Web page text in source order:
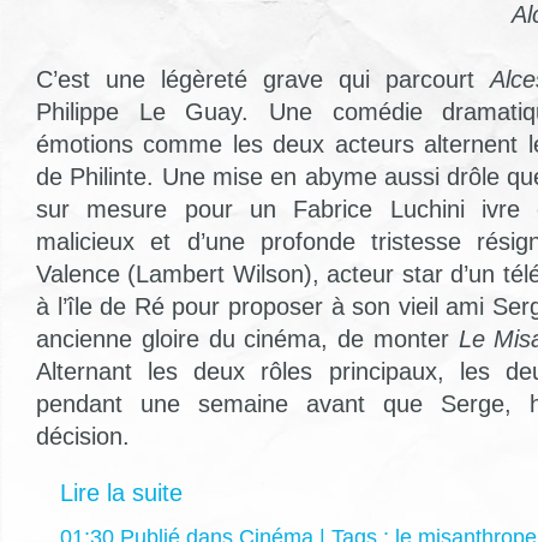
C’est une légèreté grave qui parcourt
Philippe Le Guay. Une comédie
émotions comme les deux acteurs alternent
de Philinte. Une mise en abyme aussi drôle
sur mesure pour un Fabrice Luchini ivre
malicieux et d’une profonde tristesse
Valence (Lambert Wilson), acteur star d’un
à l’île de Ré pour proposer à son vieil ami
ancienne gloire du cinéma, de monter Le
Alternant les deux rôles principaux, les
pendant une semaine avant que Serge,
décision.
Lire la suite
01:30 Publié dans Cinéma | Tags : le misanthrope